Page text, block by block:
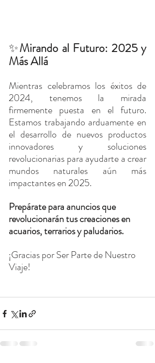
✨Mirando al Futuro: 2025 y
Más Allá
Mientras celebramos los éxitos de
2024, tenemos la mirada
firmemente puesta en el futuro.
Estamos trabajando arduamente en
el desarrollo de nuevos productos
innovadores y soluciones
revolucionarias para ayudarte a crear
mundos naturales aún más
impactantes en 2025.
Prepárate para anuncios que
revolucionarán tus creaciones en
acuarios, terrarios y paludarios.
¡Gracias por Ser Parte de Nuestro
Viaje!